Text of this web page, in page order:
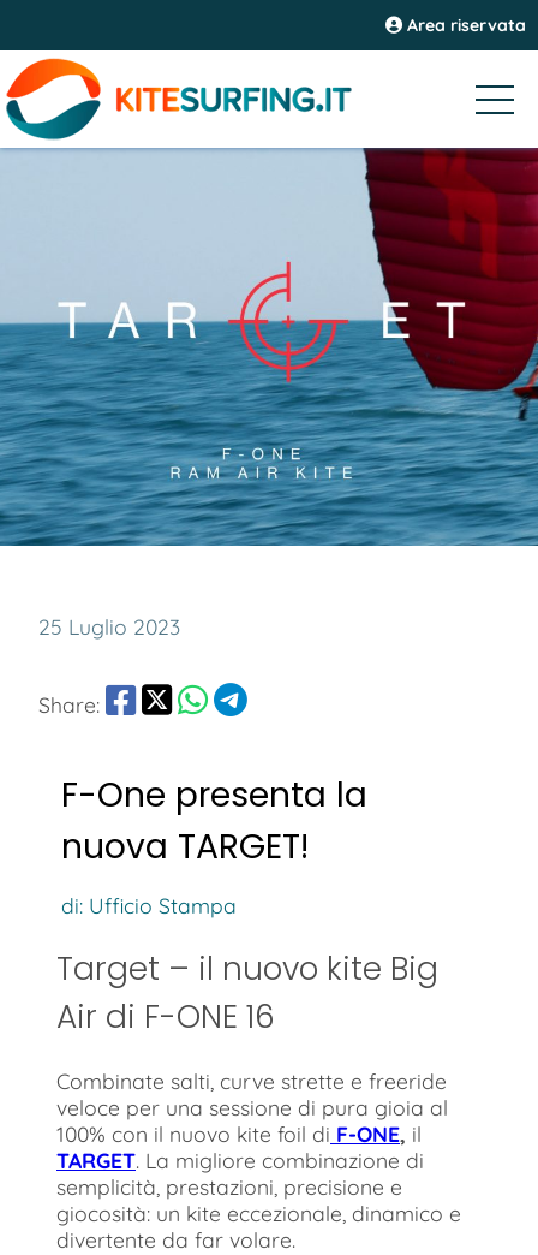
Area riservata
25 Luglio 2023
Share:
F-One presenta la
nuova TARGET!
di: Ufficio Stampa
Target – il nuovo kite Big
Air di F-ONE 16
Combinate salti, curve strette e freeride
veloce per una sessione di pura gioia al
100% con il nuovo kite foil di F-ONE, il
TARGET. La migliore combinazione di
semplicità, prestazioni, precisione e
giocosità: un kite eccezionale, dinamico e
divertente da far volare.